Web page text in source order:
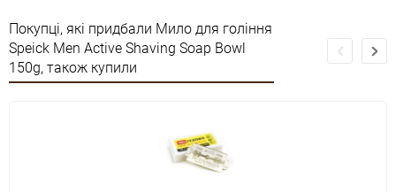
Покупці, які придбали Мило для гоління
Speick Men Active Shaving Soap Bowl
150g, також купили